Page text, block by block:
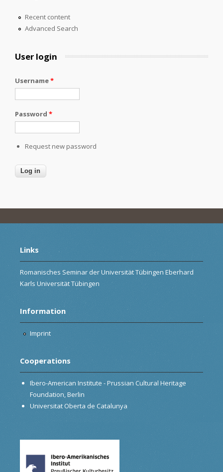
Recent content
Advanced Search
User login
Username*
Password *
Request new password
Links
Romanisches Seminar der Universität Tübingen Eberhard
Karls Universität Tübingen
Information
Imprint
Cooperations
Ibero-American Institute - Prussian Cultural Heritage
Foundation, Berlin
Universitat Oberta de Catalunya